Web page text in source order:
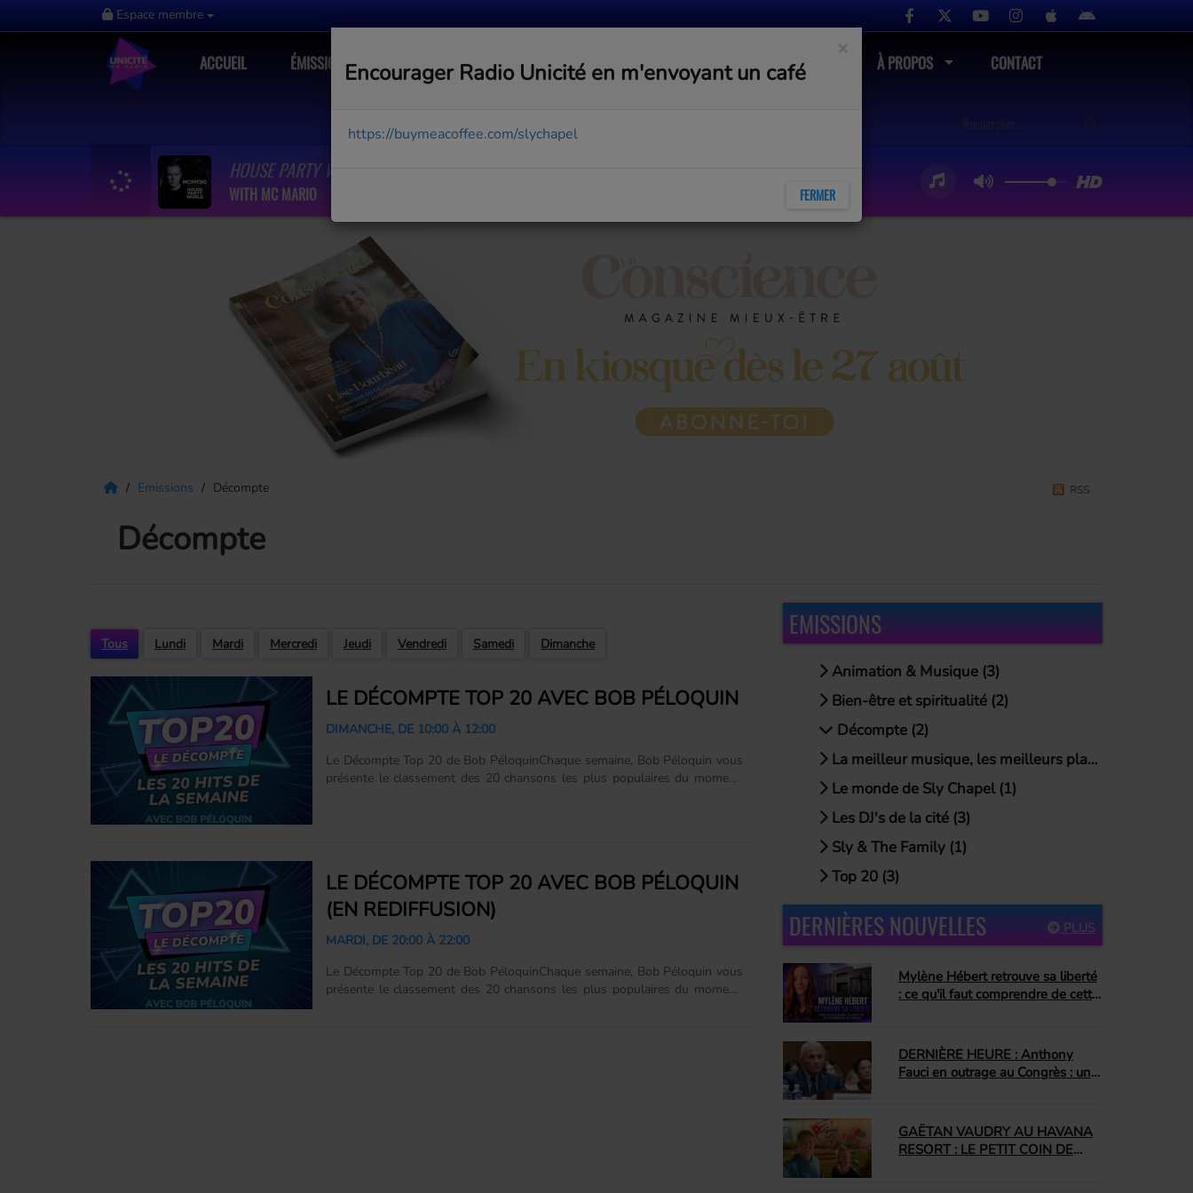
Espace membre
ACCUEIL ÉMISSIONS MUSIQUE ACTUALITÉS MÉDIAS COMMUNAUTÉ À PROPOS CONTACT
HOUSE PARTY WORLD #149
WITH MC MARIO
Emissions Décompte
Décompte
RSS
Tous Lundi Mardi Mercredi Jeudi Vendredi Samedi Dimanche
LE DÉCOMPTE TOP 20 AVEC BOB PÉLOQUIN
DIMANCHE, DE 10:00 À 12:00
Le Décompte Top 20 de Bob PéloquinChaque semaine, Bob Péloquin vous
présente le classement des 20 chansons les plus populaires du moment.
les mardis à 20h à www.unicite.ca ou via l'appli We Radio ...
LE DÉCOMPTE TOP 20 AVEC BOB PÉLOQUIN
(EN REDIFFUSION)
MARDI, DE 20:00 À 22:00
Le Décompte Top 20 de Bob PéloquinChaque semaine, Bob Péloquin vous
présente le classement des 20 chansons les plus populaires du moment.
EMISSIONS
Animation & Musique (3)
Bien-être et spiritualité (2)
Décompte (2)
La meilleur musique, les meilleurs playlists (3)
Le monde de Sly Chapel (1)
Les DJ's de la cité (3)
Sly & The Family (1)
Top 20 (3)
PLUS
DERNIÈRES NOUVELLES
Mylène Hébert retrouve sa liberté
: ce qu'il faut comprendre de cette
DERNIÈRE HEURE : Anthony
Fauci en outrage au Congrès : un
GAËTAN VAUDRY AU HAVANA
RESORT : LE PETIT COIN DE
×
Encourager Radio Unicité en m'envoyant un café
https://buymeacoffee.com/slychapel
FERMER